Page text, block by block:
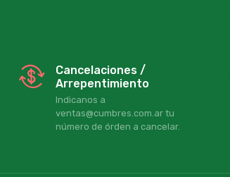
Cancelaciones /
Arrepentimiento
Indicanos a
ventas@cumbres.com.ar tu
número de órden a cancelar.